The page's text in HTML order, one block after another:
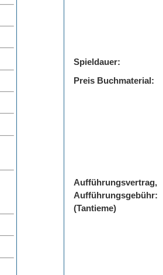
Spieldauer:
Preis Buchmaterial:
Aufführungsvertrag,
Aufführungsgebühr:
(Tantieme)